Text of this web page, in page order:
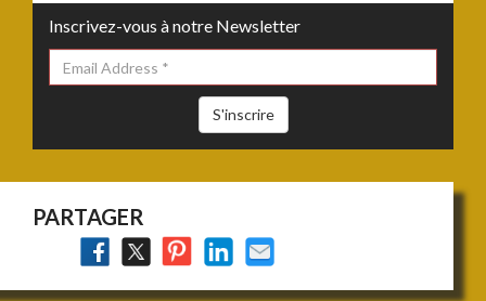
Inscrivez-vous à notre Newsletter
S'inscrire
PARTAGER